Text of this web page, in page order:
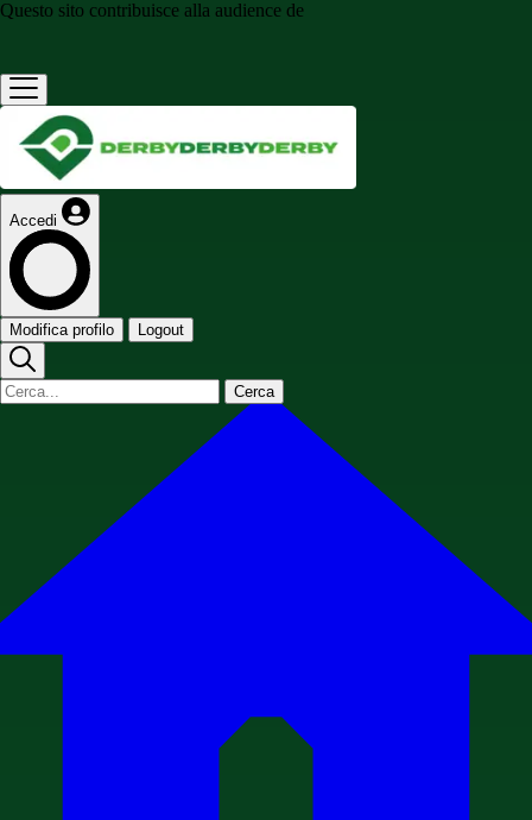
Questo sito contribuisce alla audience de
Accedi
Modifica profilo Logout
Cerca